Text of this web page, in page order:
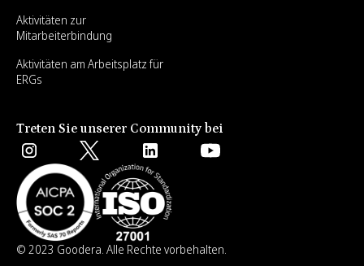
Aktivitäten zur
Mitarbeiterbindung
Aktivitäten am Arbeitsplatz für
ERGs
Treten Sie unserer Community bei
© 2023 Goodera. Alle Rechte vorbehalten.